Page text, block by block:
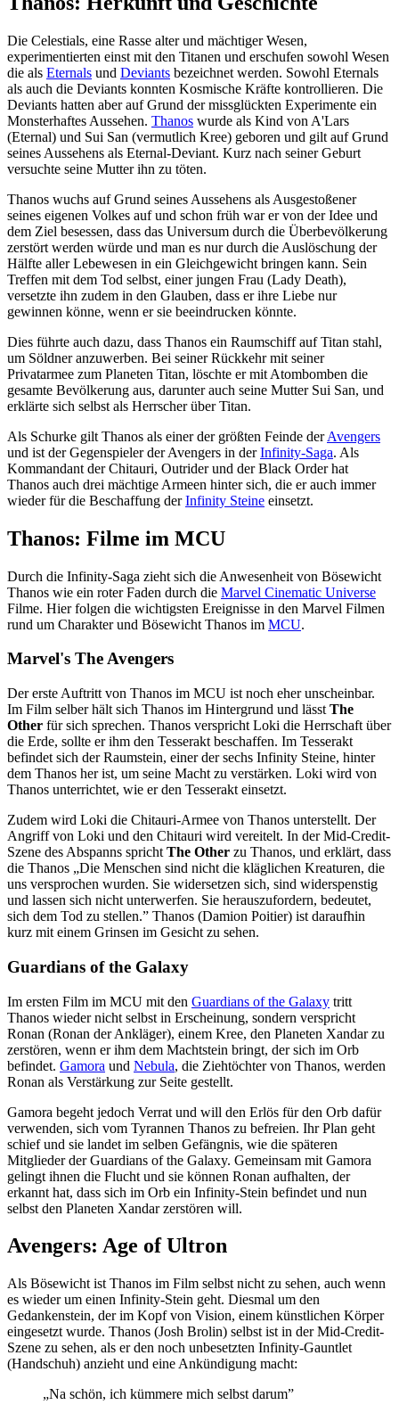
Die Celestials, eine Rasse alter und mächtiger Wesen,
experimentierten einst mit den Titanen und erschufen sowohl Wesen
die als Eternals und Deviants bezeichnet werden. Sowohl Eternals
als auch die Deviants konnten Kosmische Kräfte kontrollieren. Die
Deviants hatten aber auf Grund der missglückten Experimente ein
Monsterhaftes Aussehen. Thanos wurde als Kind von A'Lars
(Eternal) und Sui San (vermutlich Kree) geboren und gilt auf Grund
seines Aussehens als Eternal-Deviant. Kurz nach seiner Geburt
versuchte seine Mutter ihn zu töten.
Thanos wuchs auf Grund seines Aussehens als Ausgestoßener
seines eigenen Volkes auf und schon früh war er von der Idee und
dem Ziel besessen, dass das Universum durch die Überbevölkerung
zerstört werden würde und man es nur durch die Auslöschung der
Hälfte aller Lebewesen in ein Gleichgewicht bringen kann. Sein
Treffen mit dem Tod selbst, einer jungen Frau (Lady Death),
versetzte ihn zudem in den Glauben, dass er ihre Liebe nur
gewinnen könne, wenn er sie beeindrucken könnte.
Dies führte auch dazu, dass Thanos ein Raumschiff auf Titan stahl,
um Söldner anzuwerben. Bei seiner Rückkehr mit seiner
Privatarmee zum Planeten Titan, löschte er mit Atombomben die
gesamte Bevölkerung aus, darunter auch seine Mutter Sui San, und
erklärte sich selbst als Herrscher über Titan.
Als Schurke gilt Thanos als einer der größten Feinde derAvengers
und ist der Gegenspieler der Avengers in derInfinity-Saga. Als
Kommandant der Chitauri, Outrider und der Black Order hat
Thanos auch drei mächtige Armeen hinter sich, die er auch immer
wieder für die Beschaffung derInfinity Steine einsetzt.
Thanos: Filme im MCU
Durch die Infinity-Saga zieht sich die Anwesenheit von Bösewicht
Thanos wie ein roter Faden durch die Marvel Cinematic Universe
Filme. Hier folgen die wichtigsten Ereignisse in den Marvel Filmen
rund um Charakter und Bösewicht Thanos im MCU.
Marvel's The Avengers
Der erste Auftritt von Thanos im MCU ist noch eher unscheinbar.
Im Film selber hält sich Thanos im Hintergrund und lässt The
Other für sich sprechen. Thanos verspricht Loki die Herrschaft über
die Erde, sollte er ihm den Tesserakt beschaffen. Im Tesserakt
befindet sich der Raumstein, einer der sechs Infinity Steine, hinter
dem Thanos her ist, um seine Macht zu verstärken. Loki wird von
Thanos unterrichtet, wie er den Tesserakt einsetzt.
Zudem wird Loki die Chitauri-Armee von Thanos unterstellt. Der
Angriff von Loki und den Chitauri wird vereitelt. In der Mid-Credit-
Szene des Abspanns spricht The Other zu Thanos, und erklärt, dass
die Thanos „Die Menschen sind nicht die kläglichen Kreaturen, die
uns versprochen wurden. Sie widersetzen sich, sind widerspenstig
und lassen sich nicht unterwerfen. Sie herauszufordern, bedeutet,
sich dem Tod zu stellen.” Thanos (Damion Poitier) ist daraufhin
kurz mit einem Grinsen im Gesicht zu sehen.
Guardians of the Galaxy
Im ersten Film im MCU mit den Guardians of the Galaxy tritt
Thanos wieder nicht selbst in Erscheinung, sondern verspricht
Ronan (Ronan der Ankläger), einem Kree, den Planeten Xandar zu
zerstören, wenn er ihm dem Machtstein bringt, der sich im Orb
befindet. Gamora und Nebula, die Ziehtöchter von Thanos, werden
Ronan als Verstärkung zur Seite gestellt.
Gamora begeht jedoch Verrat und will den Erlös für den Orb dafür
verwenden, sich vom Tyrannen Thanos zu befreien. Ihr Plan geht
schief und sie landet im selben Gefängnis, wie die späteren
Mitglieder der Guardians of the Galaxy. Gemeinsam mit Gamora
gelingt ihnen die Flucht und sie können Ronan aufhalten, der
erkannt hat, dass sich im Orb ein Infinity-Stein befindet und nun
selbst den Planeten Xandar zerstören will.
Avengers: Age of Ultron
Als Bösewicht ist Thanos im Film selbst nicht zu sehen, auch wenn
es wieder um einen Infinity-Stein geht. Diesmal um den
Gedankenstein, der im Kopf von Vision, einem künstlichen Körper
eingesetzt wurde. Thanos (Josh Brolin) selbst ist in der Mid-Credit-
Szene zu sehen, als er den noch unbesetzten Infinity-Gauntlet
(Handschuh) anzieht und eine Ankündigung macht:
„Na schön, ich kümmere mich selbst darum”